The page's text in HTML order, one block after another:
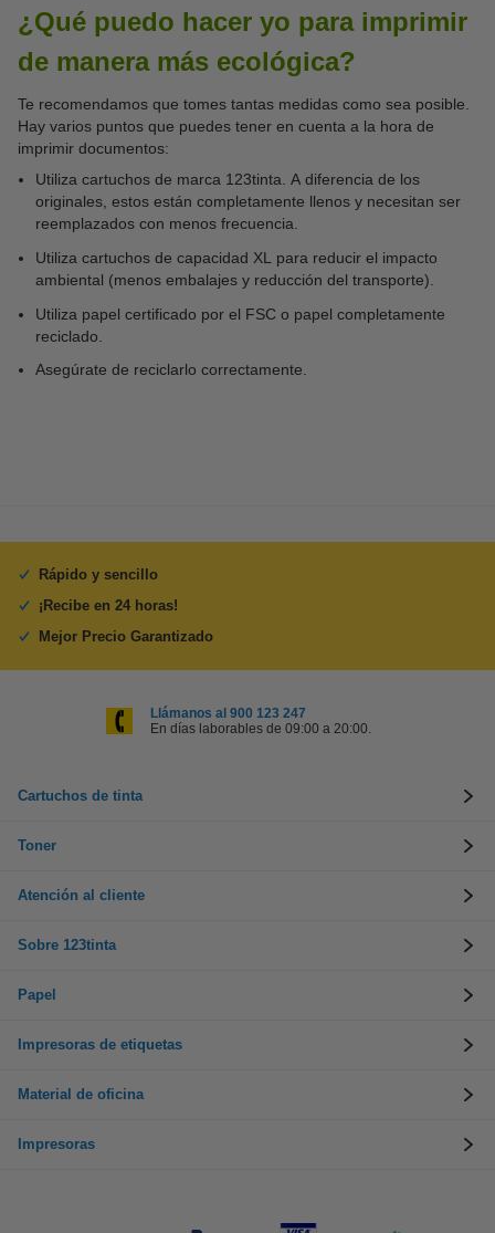
¿Qué puedo hacer yo para imprimir
de manera más ecológica?
Te recomendamos que tomes tantas medidas como sea posible.
Hay varios puntos que puedes tener en cuenta a la hora de
imprimir documentos:
Utiliza cartuchos de marca 123tinta. A diferencia de los
originales, estos están completamente llenos y necesitan ser
reemplazados con menos frecuencia.
Utiliza cartuchos de capacidad XL para reducir el impacto
ambiental (menos embalajes y reducción del transporte).
Utiliza papel certificado por el FSC o papel completamente
reciclado.
Asegúrate de reciclarlo correctamente.
Rápido y sencillo
¡Recibe en 24 horas!
Mejor Precio Garantizado
Llámanos al 900 123 247
En días laborables de 09:00 a 20:00.
Cartuchos de tinta
Toner
Atención al cliente
Sobre 123tinta
Papel
Impresoras de etiquetas
Material de oficina
Impresoras